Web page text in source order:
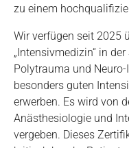
zu einem
Wir verfügen seit 2025
„Intensivmedizin“ in
Polytrauma und
besonders guten
erwerben. Es wird von
Anästhesiologie und
vergeben. Dieses